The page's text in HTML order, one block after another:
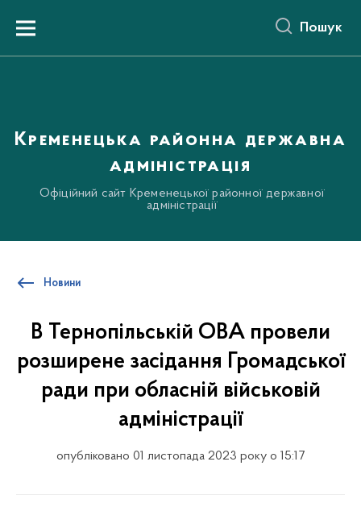
вмістуMenu Пошук
Кременецька районна державна
адміністрація
Офіційний сайт Кременецької районної державної
адміністрації
Новини
В Тернопільській ОВА провели
розширене засідання Громадської
ради при обласній військовій
адміністрації
опубліковано 01 листопада 2023 року о 15:17